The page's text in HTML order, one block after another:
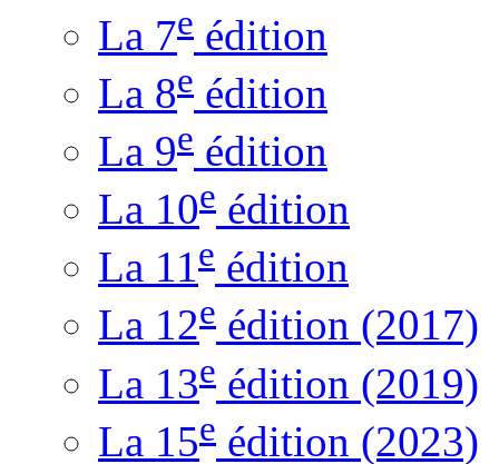
La 7e édition
La 8e édition
La 9e édition
La 10e édition
La 11e édition
La 12e édition (2017)
La 13e édition (2019)
La 15e édition (2023)